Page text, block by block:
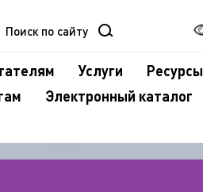
Услуги Ресурсы
Электронный каталог